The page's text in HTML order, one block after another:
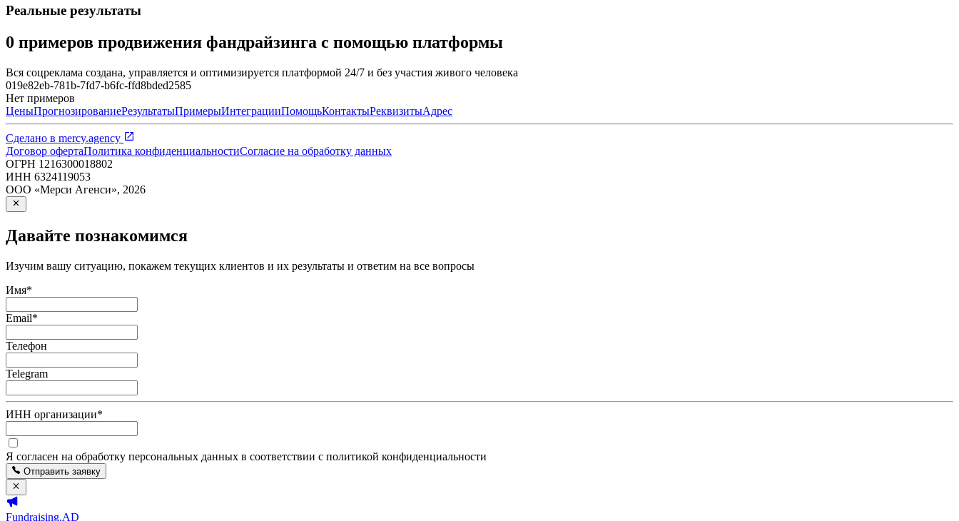
Реальные результаты
0 примеров продвижения фандрайзинга с помощью платформы
Вся соцреклама создана, управляется и оптимизируется платформой 24/7 и без участия живого человека
019e82eb-781b-7fd7-b6fc-ffd8bded2585
Нет примеров
ЦеныПрогнозированиеРезультатыПримерыИнтеграцииПомощьКонтактыРеквизитыАдрес
Сделано в mercy.agency
Договор офертаПолитика конфиденциальностиСогласие на обработку данных
ОГРН 1216300018802
ИНН 6324119053
ООО «Мерси Агенси», 2026
Давайте познакомимся
Изучим вашу ситуацию, покажем текущих клиентов и их результаты и ответим на все вопросы
Имя*
Email*
Телефон
Telegram
ИНН организации*
Я согласен на обработку персональных данных в соответствии с политикой конфиденциальности
Отправить заявку
Fundraising.AD